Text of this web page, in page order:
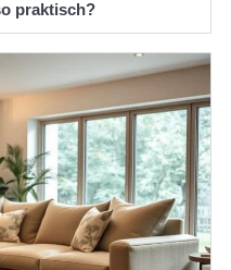
praktisch?